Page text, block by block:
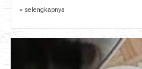
» selengkapnya